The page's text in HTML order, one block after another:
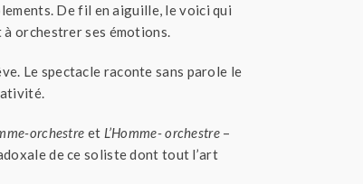
De fil en aiguille, le voici qui
à orchestrer ses émotions.
Le spectacle raconte sans parole le
orchestre et L’Homme- orchestre–
de ce soliste dont tout l’art